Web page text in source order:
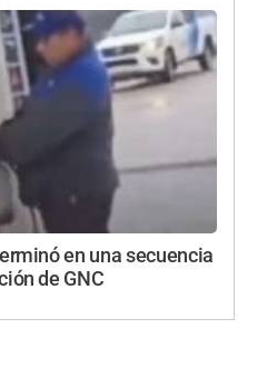
en una secuencia
de GNC